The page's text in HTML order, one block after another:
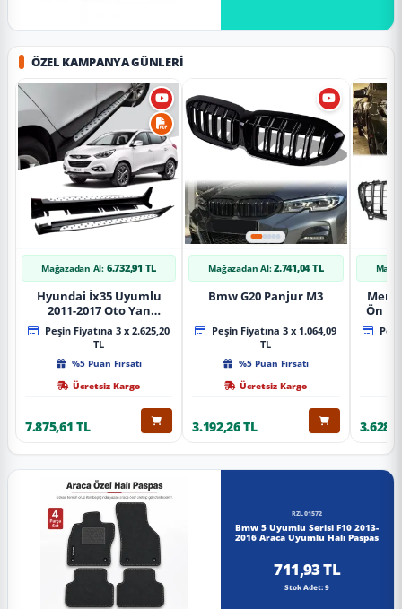
ÖZEL KAMPANYA GÜNLERI
Mağazadan Al: 6.732,91 TL
Hyundai İx35 Uyumlu
2011-2017 Oto Yan
Basamak Koruma Side
Step Bmw Style
Peşin Fiyatına 3 x 2.625,20
TL
%5 Puan Fırsatı
Ücretsiz Kargo
7.875,61 TL
Mağazadan Al: 2.741,04 TL
Bmw G20 Panjur M3
Peşin Fiyatına 3 x 1.064,09
TL
%5 Puan Fırsatı
Ücretsiz Kargo
3.192,26 TL
Ön
RZL01572
Bmw 5 Uyumlu Serisi F10 2013-
2016 Araca Uyumlu Halı Paspas
711,93 TL
Stok Adet: 9